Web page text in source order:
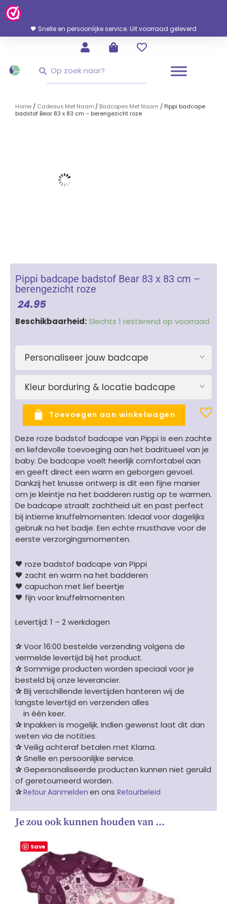
Ga
Naar
Inhoud
🖤 Snelle en persoonlijke service. Uit voorraad geleverd
Home / Cadeaus Met Naam / Badcapes Met Naam / Pippi badcape
badstof Bear 83 x 83 cm – berengezicht roze
Pippi badcape badstof Bear 83 x 83 cm –
berengezicht roze
24.95
Beschikbaarheid:Slechts 1 resterend op voorraad
Personaliseer jouw badcape
Kleur borduring & locatie badcape
Pippi
badstof
Bear
x
cm
berengezicht
aantal
Toevoegen aan winkelwagen
Deze roze badstof badcape van Pippi is een zachte
en liefdevolle toevoeging aan het badritueel van je
baby. De badcape voelt heerlijk comfortabel aan
en geeft direct een warm en geborgen gevoel.
Dankzij het knusse ontwerp is dit een fijne manier
om je kleintje na het badderen rustig op te warmen.
De badcape straalt zachtheid uit en past perfect
bij intieme knuffelmomenten. Ideaal voor dagelijks
gebruik na het badje. Een echte musthave voor de
eerste verzorgingsmomenten.
🖤 roze badstof badcape van Pippi
🖤 zacht en warm na het badderen
🖤 capuchon met lief beertje
🖤 fijn voor knuffelmomenten
Levertijd: 1 – 2 werkdagen
✰Voor 16:00 bestelde verzending volgens de
vermelde levertijd bij het product.
✰Sommige producten worden speciaal voor je
besteld bij onze leverancier.
✰Bij verschillende levertijden hanteren wij de
langste levertijd en verzenden alles
in één keer.
✰Inpakken is mogelijk. Indien gewenst laat dit dan
weten via de notities.
✰Veilig achteraf betalen met Klarna.
✰Snelle en persoonlijke service.
✰Gepersonaliseerde producten kunnen niet geruild
of geretourneerd worden.
✰Retour Aanmelden en ons Retourbeleid
Je zou ook kunnen houden van …
Save